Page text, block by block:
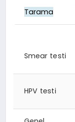
Tarama
Smear testi
HPV testi